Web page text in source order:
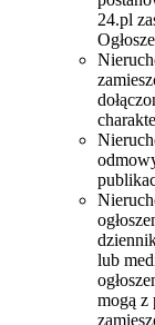
24.pl
lub
mogą z